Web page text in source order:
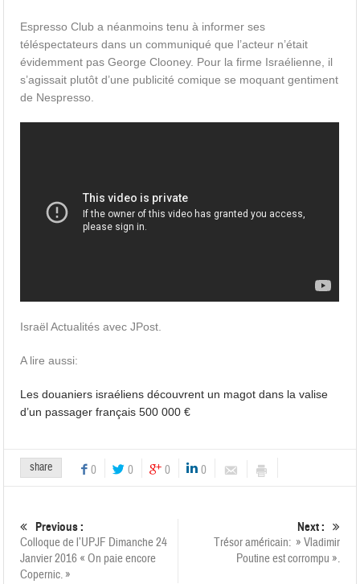
Espresso Club a néanmoins tenu à informer ses
téléspectateurs dans un communiqué que l’acteur n’était
évidemment pas George Clooney. Pour la firme Israélienne, il
s’agissait plutôt d’une publicité comique se moquant gentiment
de Nespresso.
Israël Actualités avec JPost.
A lire aussi:
Les douaniers israéliens découvrent un magot dans la valise
d’un passager français 500 000 €
share 0 0 0 0
Previous :
Colloque de l’UPJF Dimanche 24
Janvier 2016 « On paie encore
Copernic. »
Next :
Trésor américain: » Vladimir
Poutine est corrompu ».